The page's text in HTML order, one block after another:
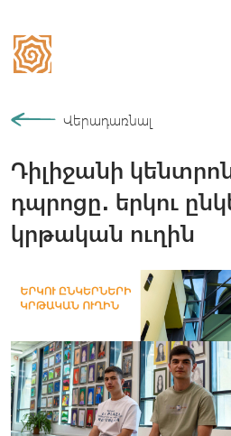
Մեր պատմությունը
Համայնք
Ծրագրեր
Միջոցառումներ
Մեդիահանգույց
Հարցեր «Այբ»–ին
Նվիրի՛ր
Վերադառնալ
Դիլիջանի
դպրոցը․ երկու
կրթական ուղին